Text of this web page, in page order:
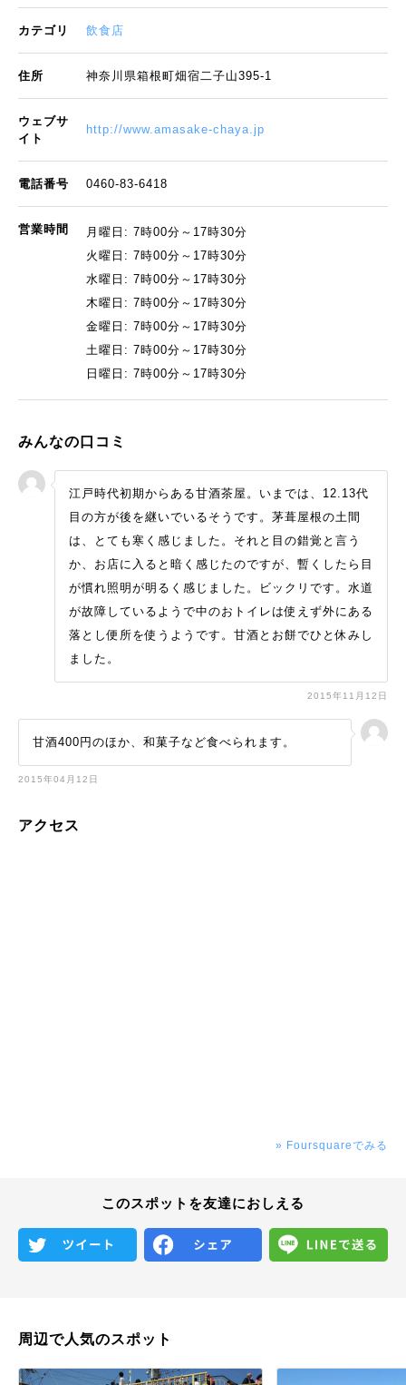
カテゴリ 飲食店
住所 神奈川県箱根町畑宿二子山395-1
ウェブサ
イト
http://www.amasake-chaya.jp
電話番号 0460-83-6418
営業時間
月曜日: 7時00分～17時30分
火曜日: 7時00分～17時30分
水曜日: 7時00分～17時30分
木曜日: 7時00分～17時30分
金曜日: 7時00分～17時30分
土曜日: 7時00分～17時30分
日曜日: 7時00分～17時30分
みんなの口コミ
江戸時代初期からある甘酒茶屋。いまでは、12.13代
目の方が後を継いでいるそうです。茅葺屋根の土間
は、とても寒く感じました。それと目の錯覚と言う
か、お店に入ると暗く感じたのですが、暫くしたら目
が慣れ照明が明るく感じました。ビックリです。水道
が故障しているようで中のおトイレは使えず外にある
落とし便所を使うようです。甘酒とお餅でひと休みし
ました。
2015年11月12日
甘酒400円のほか、和菓子など食べられます。
2015年04月12日
アクセス
» Foursquareでみる
このスポットを友達におしえる
周辺で人気のスポット